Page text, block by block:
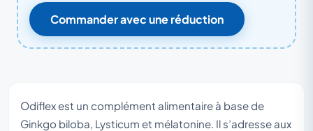
Commander avec une réduction
Odiflex est un complément alimentaire à base de
Ginkgo biloba, Lysticum et mélatonine. Il s’adresse aux